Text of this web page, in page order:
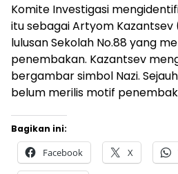
Komite Investigasi
itu sebagai Artyom
lulusan Sekolah No.88 yang
penembakan. Kazantsev
bergambar simbol Nazi.
belum merilis motif
Bagikan ini:
Facebook X